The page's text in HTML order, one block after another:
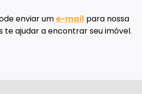
enviar um e-mail para nossa
te ajudar a encontrar seu imóvel.